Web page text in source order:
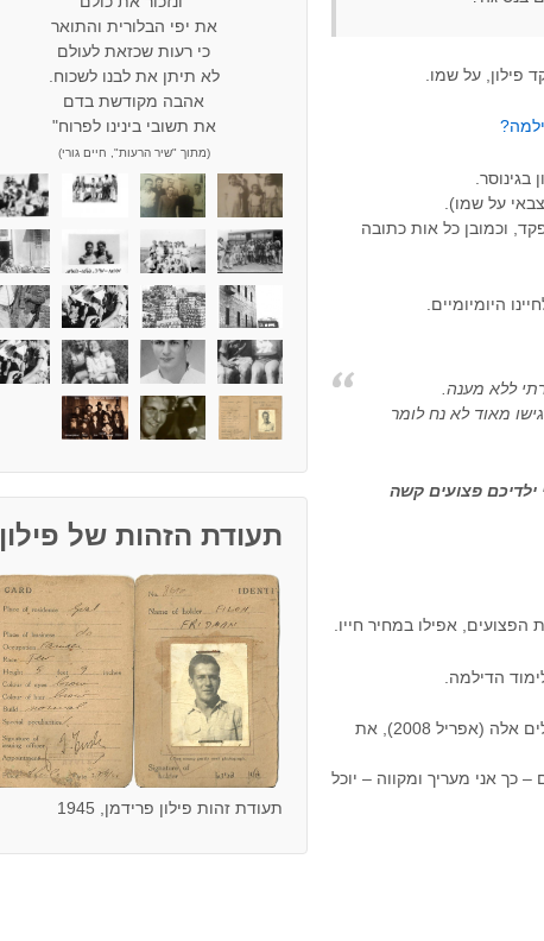
פילון, על שמו.
על שמו).
על דמות המפקד, וכמובן כל אות כתובה
היומיומיים.
ללא מענה.
מאוד לא נח לומר
ילדיכם פצועים קשה
אפילו במחיר חייו.
הדילמה.
וכל המעוניין מוזמן לצאת עמי למסע… שגם אני איני יודע ברגע כתיבת מילים אלה (אפריל 2008), את
אני מעריך ומקווה – יוכל
את יפי הבלורית והתואר
כי רעות שכזאת לעולם
לא תיתן את לבנו לשכוח.
אהבה מקודשת בדם
את תשובי בינינו לפרוח"
(מתוך "שיר הרעות", חיים גורי)
תעודת הזהות של פילון
תעודת זהות פילון פרידמן, 1945